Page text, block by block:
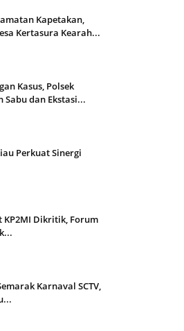
Kapetakan,
Kertasura Kearah...
Kasus, Polsek
dan Ekstasi...
Perkuat Sinergi
Dikritik, Forum
Karnaval SCTV,